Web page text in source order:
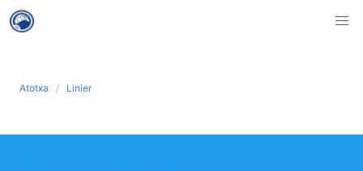
Atotxa Linier